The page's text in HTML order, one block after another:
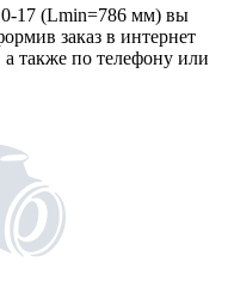
17 (Lmin=786 мм) вы
заказ в интернет
а также по телефону или